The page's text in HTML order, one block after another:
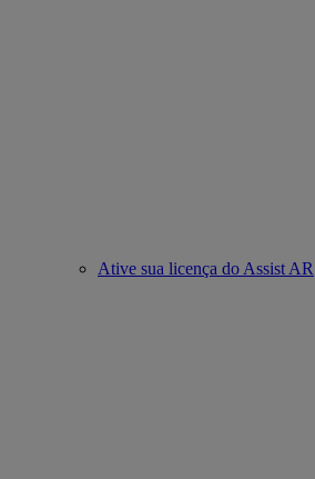
Ative sua licença do Assist AR